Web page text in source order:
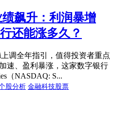
绩飙升：利润暴增
还能涨多久？
调全年指引，值得投资者重点
速、盈利暴涨，这家数字银行
（NASDAQ: S...
股分析 金融科技股票